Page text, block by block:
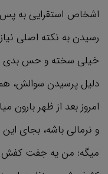
اشخاص استقرایی به پس
رسیدن به نکته اصلی
خیلی سخته و حس بدی
دلیل پرسیدن سوالش،
امروز بعد از ظهر
و نرمالی باشه، بجای
میگه: من یه جفت کفش